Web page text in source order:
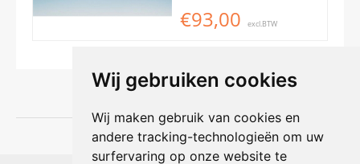
Wij gebruiken cookies
Wij maken gebruik van cookies en
andere tracking-technologieën om uw
surfervaring op onze website te
€93,00 excl.BTW